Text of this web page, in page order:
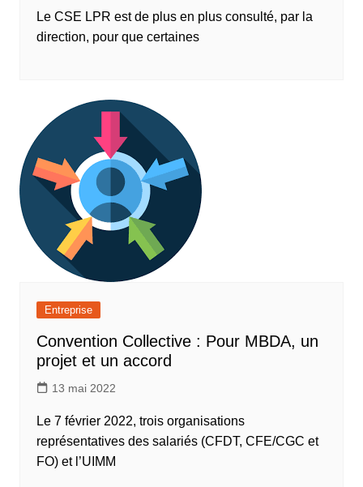
Le CSE LPR est de plus en plus consulté, par la
direction, pour que certaines
Entreprise
Convention Collective : Pour MBDA, un
projet et un accord
13 mai 2022
Le 7 février 2022, trois organisations
représentatives des salariés (CFDT, CFE/CGC et
FO) et l’UIMM